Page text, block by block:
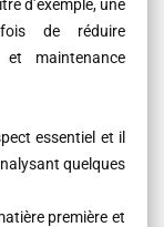
d’exemple, une
de réduire
maintenance
essentiel et il
quelques
première et